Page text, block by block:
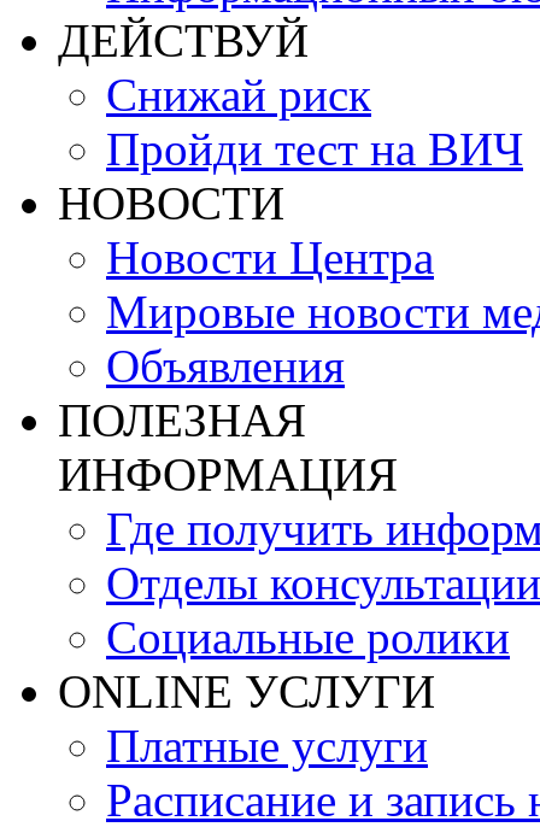
ДЕЙСТВУЙ
Снижай риск
Пройди тест на ВИЧ
НОВОСТИ
Новости Центра
Мировые новости
Объявления
ПОЛЕЗНАЯ
ИНФОРМАЦИЯ
Где получить
Отделы консультации
Социальные ролики
ONLINE УСЛУГИ
Платные услуги
Расписание и запись